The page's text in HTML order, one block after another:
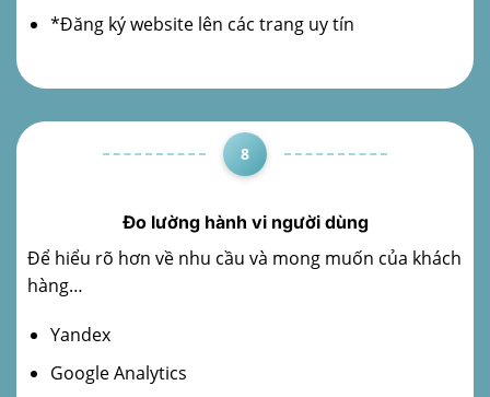
*Đăng ký website lên các trang uy tín
8
Đo lường hành vi người dùng
Để hiểu rõ hơn về nhu cầu và mong muốn của khách
hàng…
Yandex
Google Analytics